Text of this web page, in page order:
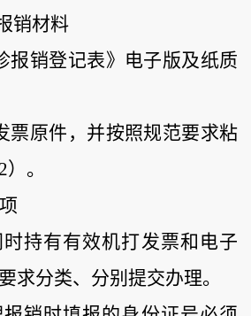
销材料
报销登记表》电子版及纸质
票原件，并按照规范要求粘
2） 。
时持有有效机打发票和电子
求分类、分别提交办理。